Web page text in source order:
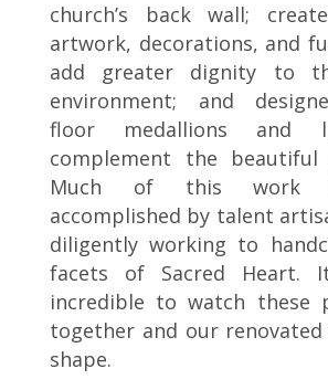
church’s back wall;
artwork, decorations, and
add greater dignity to
environment; and
floor medallions and
complement the beautiful
Much of this work
accomplished by talent
diligently working to
facets of Sacred Heart.
incredible to watch these
together and our
shape.